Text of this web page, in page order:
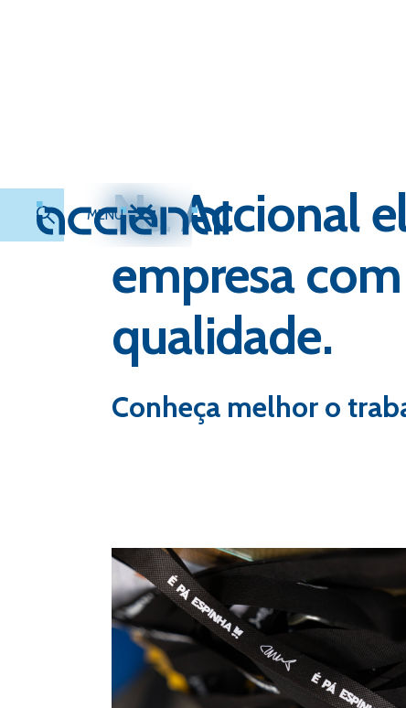
MENUNa Accional
empresa
qualidade.
Conheça melhor o